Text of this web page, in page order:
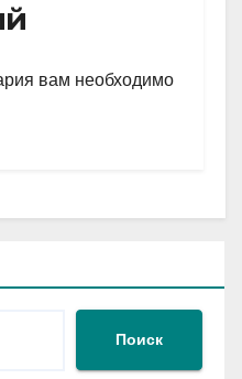
и
вам необходимо
Поиск